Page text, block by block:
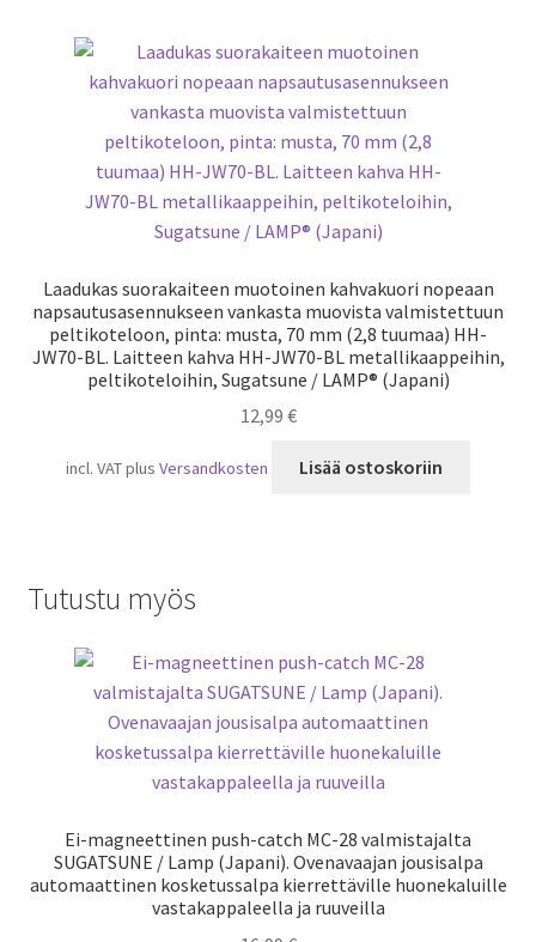
Laadukas suorakaiteen muotoinen kahvakuori nopeaan
napsautusasennukseen vankasta muovista valmistettuun
peltikoteloon, pinta: musta, 70 mm (2,8 tuumaa) HH-
JW70-BL. Laitteen kahva HH-JW70-BL metallikaappeihin,
peltikoteloihin, Sugatsune / LAMP® (Japani)
12,99 €
incl. VATplusVersandkosten Lisää ostoskoriin
Tutustu myös
Ei-magneettinen push-catch MC-28 valmistajalta
SUGATSUNE / Lamp (Japani). Ovenavaajan jousisalpa
automaattinen kosketussalpa kierrettäville huonekaluille
vastakappaleella ja ruuveilla